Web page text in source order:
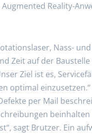
Augmented Reality-
Nass-
Zeit auf der
Ziel ist es,
optimal
per Mail
sagt Brutzer. Ein